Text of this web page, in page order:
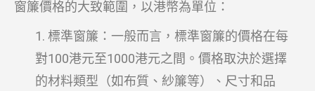
窗簾價格的大致範圍，以港幣為單位：
標準窗簾：一般而言，標準窗簾的價格在每
對100港元至1000港元之間。價格取決於選擇
的材料類型（如布質、紗簾等）、尺寸和品